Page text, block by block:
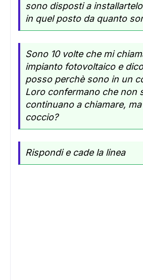
sono disposti a
in quel posto da quanto
Sono 10 volte che mi
impianto fotovoltaico e
posso perchè sono in un
Loro confermano che non
continuano a chiamare,
coccio?
Rispondi e cade la linea